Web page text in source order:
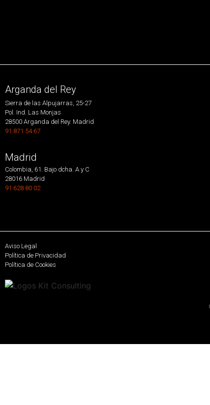
Arganda del Rey
Sierra de las Alpujarras, 25-27
Pol. Ind. Las Monjas
28500 Arganda del Rey. Madrid
91 871 54 67
Madrid
Colombia, 61. Bajo dcha. A y C
28016 Madrid
91 628 80 02
Aviso Legal
Política de Privacidad
Política de Cookies